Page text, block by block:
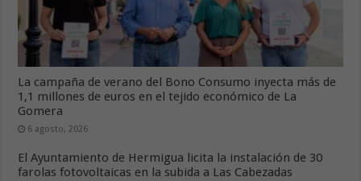
La campaña de verano del Bono Consumo inyecta más de
1,1 millones de euros en el tejido económico de La
Gomera
6 agosto, 2026
El Ayuntamiento de Hermigua licita la instalación de 30
farolas fotovoltaicas en la subida a Las Cabezadas